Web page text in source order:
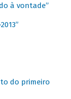
à vontade”
do primeiro